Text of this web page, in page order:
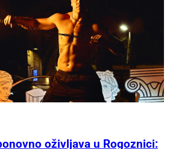
oživljava u Rogoznici: